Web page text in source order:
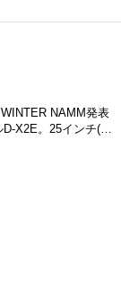
NAMM発表
D-X2E。25インチ(…